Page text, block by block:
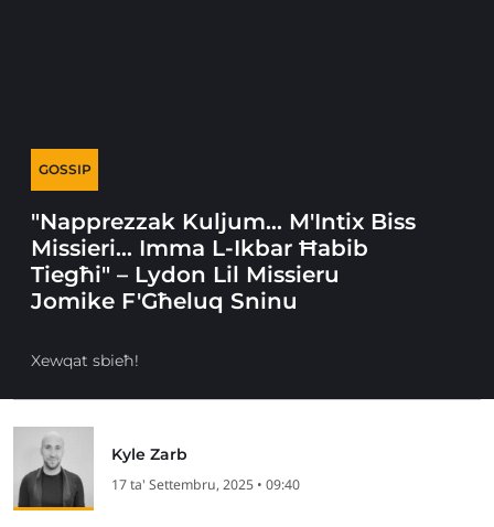
GOSSIP
"Napprezzak Kuljum… M'Intix Biss
Missieri… Imma L-Ikbar Ħabib
Tiegħi" – Lydon Lil Missieru
Jomike F'Għeluq Sninu
Xewqat sbieħ!
Kyle Zarb
17 ta' Settembru, 2025 • 09:40